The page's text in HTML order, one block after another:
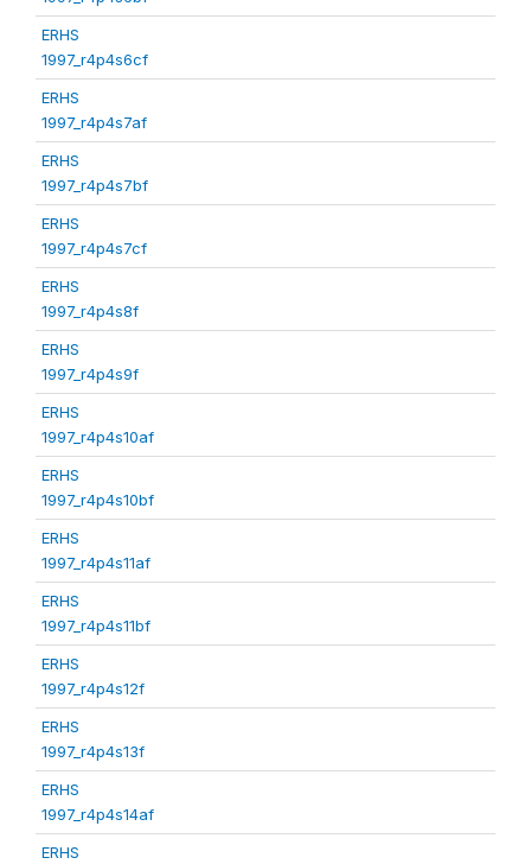
ERHS
1997_r4p4s6cf
ERHS
1997_r4p4s7af
ERHS
1997_r4p4s7bf
ERHS
1997_r4p4s7cf
ERHS
1997_r4p4s8f
ERHS
1997_r4p4s9f
ERHS
1997_r4p4s10af
ERHS
1997_r4p4s10bf
ERHS
1997_r4p4s11af
ERHS
1997_r4p4s11bf
ERHS
1997_r4p4s12f
ERHS
1997_r4p4s13f
ERHS
1997_r4p4s14af
ERHS